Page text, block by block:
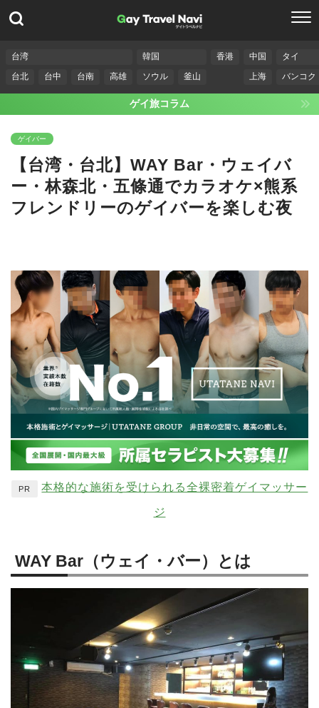
台湾
台北
台中 台南 高雄
韓国
ソウル
釜山
香港
中国
上海
タイ
バンコク
ゲイ旅コラム
ゲイバー
【台湾・台北】WAY Bar・ウェイバ
ー・林森北・五條通でカラオケ×熊系
フレンドリーのゲイバーを楽しむ夜
PR 本格的な施術を受けられる全裸密着ゲイマッサー
ジ
WAY Bar（ウェイ・バー）とは